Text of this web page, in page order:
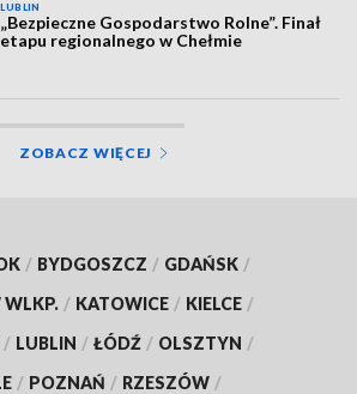
LUBLIN
„Bezpieczne Gospodarstwo Rolne”. Finał
etapu regionalnego w Chełmie
ZOBACZ WIĘCEJ
/ BYDGOSZCZ / GDAŃSK /
WLKP. / KATOWICE / KIELCE /
/ LUBLIN / ŁÓDŹ / OLSZTYN /
/ POZNAŃ / RZESZÓW /